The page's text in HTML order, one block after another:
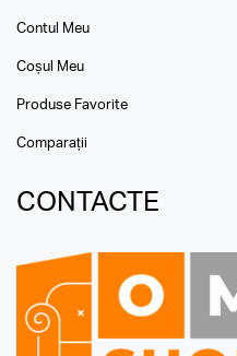
Contul Meu
Coșul Meu
Produse Favorite
Comparații
CONTACTE